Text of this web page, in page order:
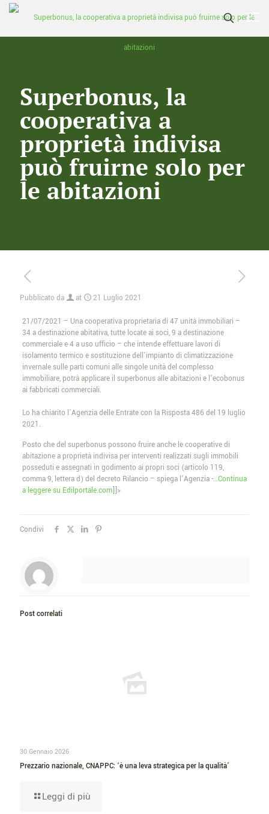
Superbonus, la
cooperativa a
proprietà indivisa
può fruirne solo per
le abitazioni
Pubblicato da at 21 Luglio 2021
21/07/2021 – Una cooperativa proprietaria di 47 unità immobiliari –
34 a destinazione abitativa, tutte locate ai soci, 9 a destinazione
commerciale e 4 a uso ufficio – che intende effettuare lavori di
isolamento termico e sostituzione dell’impianto di climatizzazione
invernale sulle parti comuni alle singole unità del complesso
immobiliare, potrà applicare il superbonus alle abitazioni e l’ecobonus
ai fabbricati commerciali.
Lo ha chiarito l’Agenzia delle Entrate con la Risposta 486 del 19 luglio
2021.
Posto che del superbonus possono fruire anche le cooperative di
abitazione a proprietà indivisa per interventi realizzati sugli immobili
posseduti e assegnati in godimento ai propri soci (articolo 119,
comma 9, lettera d) del decreto Rilancio – spiega l’Agenzia -…Continua
a leggere su Edilportale.com]]>
Condivi
Post correlati
30 Gennaio 2026
Prezzario nazionale, CNAPPC: ‘è una leva strategica per la qualità’
Leggi di più